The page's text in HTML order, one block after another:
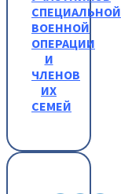
СПЕЦИАЛЬНОЙ
ВОЕННОЙ
ОПЕРАЦИИ
И
ЧЛЕНОВ
ИХ
СЕМЕЙ